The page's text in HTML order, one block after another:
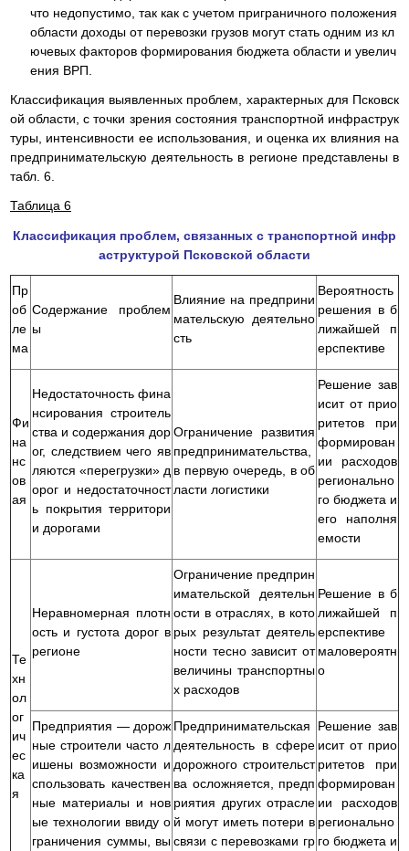
что недопустимо, так как с учетом приграничного положения
области доходы от перевозки грузов могут стать одним из кл
ючевых факторов формирования бюджета области и увелич
ения ВРП.
Классификация выявленных проблем, характерных для Псковск
ой области, с точки зрения состояния транспортной инфраструк
туры, интенсивности ее использования, и оценка их влияния на
предпринимательскую деятельность в регионе представлены в
табл. 6.
Таблица 6
Классификация проблем, связанных с транспортной инфр
аструктурой Псковской области
Пр
об
ле
ма
Содержание проблем
ы
Влияние на предприни
мательскую деятельно
сть
Вероятность
решения в б
лижайшей п
ерспективе
Фи
на
нс
ов
ая
Недостаточность фина
нсирования строитель
ства и содержания дор
ог, следствием чего яв
ляются «перегрузки» д
орог и недостаточност
ь покрытия территори
и дорогами
Ограничение развития
предпринимательства,
в первую очередь, в об
ласти логистики
Решение зав
исит от прио
ритетов при
формирован
ии расходов
регионально
го бюджета и
его наполня
емости
Те
хн
ол
ог
ич
ес
ка
я
Неравномерная плотн
ость и густота дорог в
регионе
Ограничение предприн
имательской деятельн
ости в отраслях, в кото
рых результат деятель
ности тесно зависит от
величины транспортны
х расходов
Решение в б
лижайшей п
ерспективе
маловероятн
о
Предприятия — дорож
ные строители часто л
ишены возможности и
спользовать качествен
ные материалы и нов
ые технологии ввиду о
граничения суммы, вы
Предпринимательская
деятельность в сфере
дорожного строительст
ва осложняется, предп
риятия других отрасле
й могут иметь потери в
связи с перевозками гр
Решение зав
исит от прио
ритетов при
формирован
ии расходов
регионально
го бюджета и